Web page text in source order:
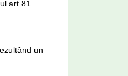
art.81
un